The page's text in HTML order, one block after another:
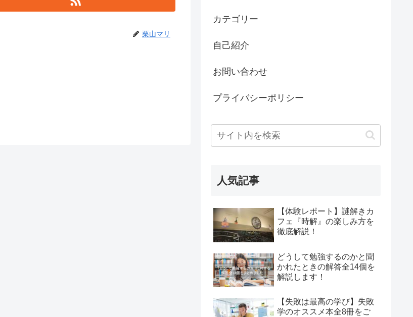
栗山マリ
カテゴリー
自己紹介
お問い合わせ
プライバシーポリシー
人気記事
【体験レポート】謎解きカ
フェ『時解』の楽しみ方を
徹底解説！
どうして勉強するのかと聞
かれたときの解答全14個を
解説します！
【失敗は最高の学び】失敗
学のオススメ本全8冊をご